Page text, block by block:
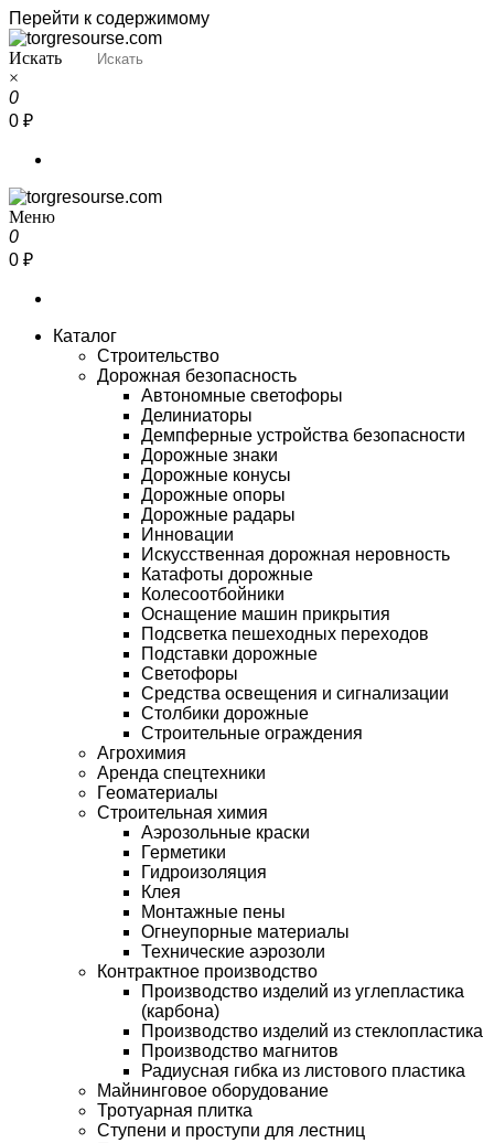
Перейти к содержимому
Torgresourse
Промышленный маркетплейс
Искать
×
0
0 ₽
Torgresourse
Промышленный маркетплейс
Меню
0
0 ₽
Каталог
Строительство
Дорожная безопасность
Автономные светофоры
Делиниаторы
Демпферные устройства безопасности
Дорожные знаки
Дорожные конусы
Дорожные опоры
Дорожные радары
Инновации
Искусственная дорожная неровность
Катафоты дорожные
Колесоотбойники
Оснащение машин прикрытия
Подсветка пешеходных переходов
Подставки дорожные
Светофоры
Средства освещения и сигнализации
Столбики дорожные
Строительные ограждения
Агрохимия
Аренда спецтехники
Геоматериалы
Строительная химия
Аэрозольные краски
Герметики
Гидроизоляция
Клея
Монтажные пены
Огнеупорные материалы
Технические аэрозоли
Контрактное производство
Производство изделий из углепластика
(карбона)
Производство изделий из стеклопластика
Производство магнитов
Радиусная гибка из листового пластика
Майнинговое оборудование
Тротуарная плитка
Ступени и проступи для лестниц